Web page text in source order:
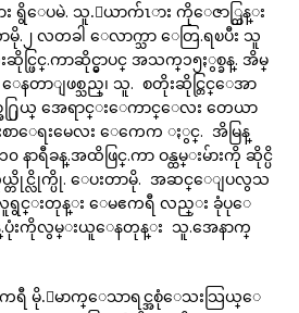
ရွိေပမဲ. သူ.ေယာက်ၤား ကိုေဇာ္ထြန္း
မို.၂ လတခါ ေလာက္သာ ေတြ.ရၿပီး သူ
င္ဖြင္.ကာဆိုင္မွာပင္ အသက္၁၅ႏွစ္ခန္. အိမ္
တာျဖစ္သည္၊ သူ. စတိုးဆိုင္တြင္ေအာ
ြယ္ အေရာင္းေကာင္ေလး တေယာ
ာေရးမေလး ေကေက ႏွင္. အိမြန္
ာရီခန္.အထိဖြင္.ကာ ဝန္ထမ္းမ်ားကို ဆိုင္ပိ
ယ္တိုင္လိုက္ပို. ေပးတာမို. အဆင္ေျပလွသ
ရွင္းတုန္း ေမဧကရီ လည္း ခုံပုေ
မုန္.ပုံးကိုလွမ္းယူေနတုန္း သူ.အေနာက္
ရီ မို.ေမာက္ေသာရင္အစုံေသးသြယ္ေ